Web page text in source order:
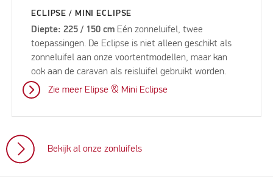
ECLIPSE / MINI ECLIPSE
Diepte: 225 / 150 cm Eén zonneluifel, twee
toepassingen. De Eclipse is niet alleen geschikt als
zonneluifel aan onze voortentmodellen, maar kan
ook aan de caravan als reisluifel gebruikt worden.
Zie meer Elipse & Mini Eclipse
Bekijk al onze zonluifels